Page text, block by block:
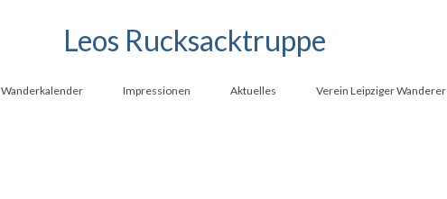
Leos Rucksacktruppe
Wanderkalender Impressionen Aktuelles Verein Leipziger Wanderer